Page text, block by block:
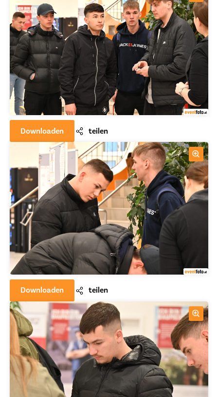
Downloaden teilen
Downloaden teilen